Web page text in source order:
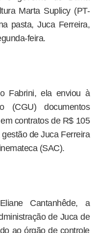
Marta Suplicy (PT-
pasta, Juca Ferreira,
feira.
Fabrini, ela enviou à
(CGU) documentos
contratos de R$ 105
de Juca Ferreira
(SAC).
Cantanhêde, a
de Juca de
ao órgão de controle